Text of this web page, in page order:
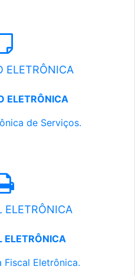
ELETRÔNICA
ELETRÔNICA
de Serviços.
ELETRÔNICA
ELETRÔNICA
Fiscal Eletrônica.